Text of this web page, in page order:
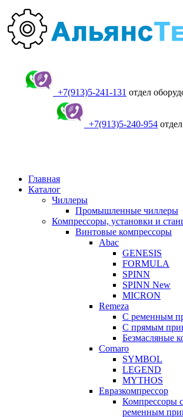
+7(913)5-241-131 отдел
+7(913)5-240-954
Главная
Каталог
Чиллеры
Промышленные чиллеры
Компрессоры, установки и
Винтовые компрессоры
Abac
GENESIS
FORMULA
SPINN
SPINN New
MICRON
Remeza
С ременным
С прямым
Безмасляные
Comaro
SYMBOL
LEGEND
MYTHOS
Евразкомпрессор
Компрессоры
ременным